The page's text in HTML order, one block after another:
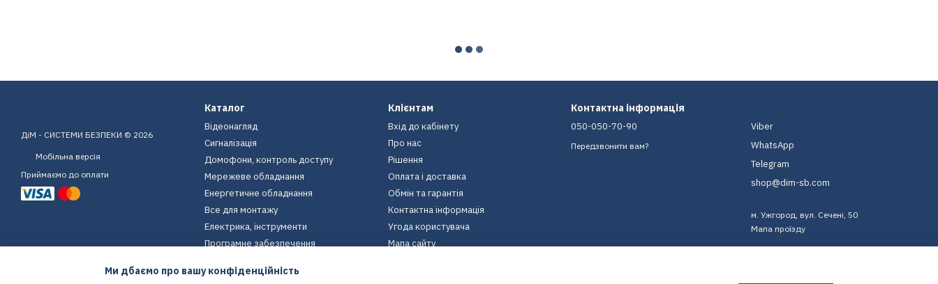
ДіМ - СИСТЕМИ БЕЗПЕКИ © 2026
Мобільна версія
Приймаємо до оплати
Каталог
Відеонагляд
Сигналізація
Домофони, контроль доступу
Мережеве обладнання
Енергетичне обладнання
Все для монтажу
Електрика, інструменти
Програмне забезпечення
Екіпірування
Клієнтам
Вхід до кабінету
Про нас
Рішення
Оплата і доставка
Обмін та гарантія
Контактна інформація
Угода користувача
Мапа сайту
Контактна інформація
050-050-70-90
Передзвонити вам?
Viber
WhatsApp
Telegram
shop@dim-sb.com
м. Ужгород, вул. Сечені, 50
Мапа проїзду
Ми дбаємо про вашу конфіденційність